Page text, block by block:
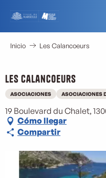
contenu
principal
Inicio Les Calancoeurs
Les Calancoeurs
ASOCIACIONES ASOCIACIONES
19 Boulevard du Chalet,
Cómo llegar
Compartir